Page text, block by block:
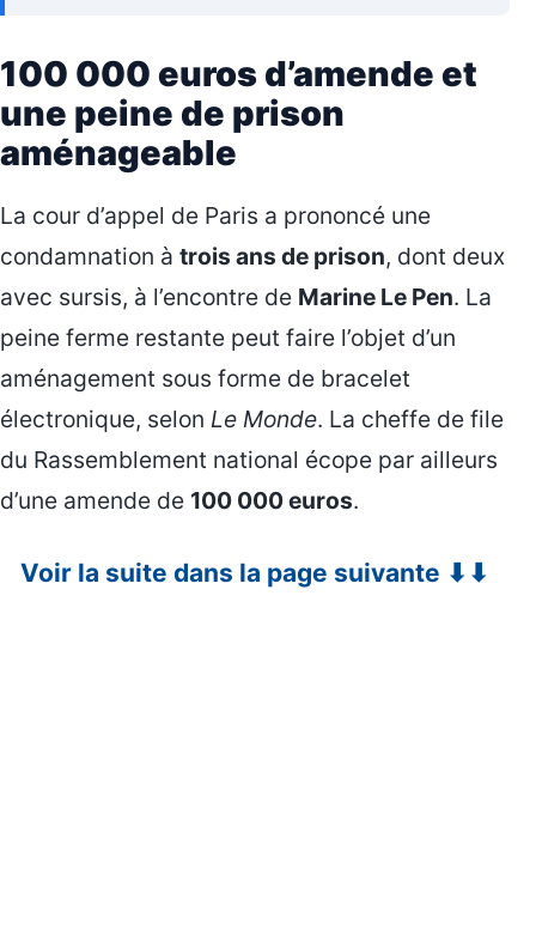
100 000 euros d’amende et
une peine de prison
aménageable
La cour d’appel de Paris a prononcé une
condamnation à trois ans de prison, dont deux
avec sursis, à l’encontre de Marine Le Pen. La
peine ferme restante peut faire l’objet d’un
aménagement sous forme de bracelet
électronique, selon Le Monde. La cheffe de file
du Rassemblement national écope par ailleurs
d’une amende de 100 000 euros.
Voir la suite dans la page suivante ⬇⬇